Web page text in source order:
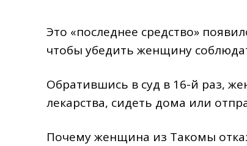
Это «последнее средство»
чтобы убедить женщину
Обратившись в суд в 16-й раз,
лекарства, сидеть дома или
Почему женщина из Такомы